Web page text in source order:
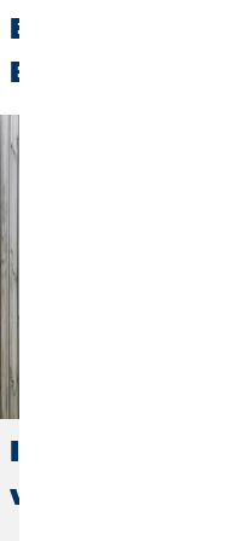
Entdecke
Beiträge:
Immobilie
vom Eigenheim